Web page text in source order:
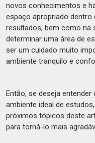
novos conhecimentos e
espaço apropriado
resultados, bem como na
determinar uma área de
ser um cuidado muito
ambiente tranquilo e
Então, se deseja
ambiente ideal de
próximos tópicos deste
para torná-lo mais